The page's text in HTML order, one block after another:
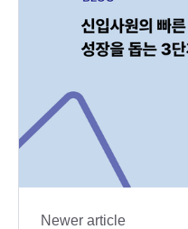
Newer article